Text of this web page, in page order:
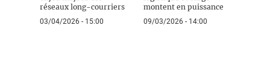
réseaux long-courriers
03/04/2026 - 15:00
montent en puissance
09/03/2026 - 14:00